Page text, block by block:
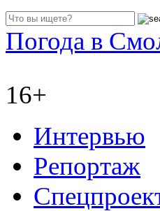
Погода в
16+
Интервью
Репортаж